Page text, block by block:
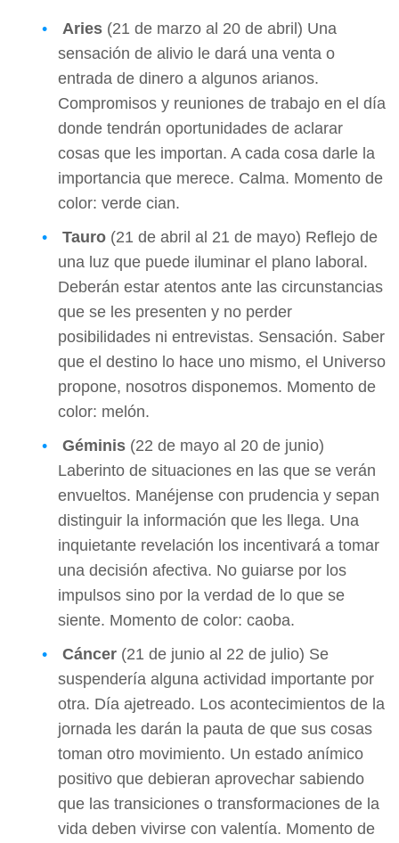
Aries (21 de marzo al 20 de abril) Una
sensación de alivio le dará una venta o
entrada de dinero a algunos arianos.
Compromisos y reuniones de trabajo en el día
donde tendrán oportunidades de aclarar
cosas que les importan. A cada cosa darle la
importancia que merece. Calma. Momento de
color: verde cian.
Tauro (21 de abril al 21 de mayo) Reflejo de
una luz que puede iluminar el plano laboral.
Deberán estar atentos ante las circunstancias
que se les presenten y no perder
posibilidades ni entrevistas. Sensación. Saber
que el destino lo hace uno mismo, el Universo
propone, nosotros disponemos. Momento de
color: melón.
Géminis (22 de mayo al 20 de junio)
Laberinto de situaciones en las que se verán
envueltos. Manéjense con prudencia y sepan
distinguir la información que les llega. Una
inquietante revelación los incentivará a tomar
una decisión afectiva. No guiarse por los
impulsos sino por la verdad de lo que se
siente. Momento de color: caoba.
Cáncer (21 de junio al 22 de julio) Se
suspendería alguna actividad importante por
otra. Día ajetreado. Los acontecimientos de la
jornada les darán la pauta de que sus cosas
toman otro movimiento. Un estado anímico
positivo que debieran aprovechar sabiendo
que las transiciones o transformaciones de la
vida deben vivirse con valentía. Momento de